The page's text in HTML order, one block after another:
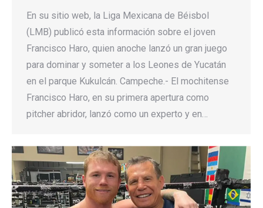
En su sitio web, la Liga Mexicana de Béisbol
(LMB) publicó esta información sobre el joven
Francisco Haro, quien anoche lanzó un gran juego
para dominar y someter a los Leones de Yucatán
en el parque Kukulcán. Campeche.- El mochitense
Francisco Haro, en su primera apertura como
pitcher abridor, lanzó como un experto y en…